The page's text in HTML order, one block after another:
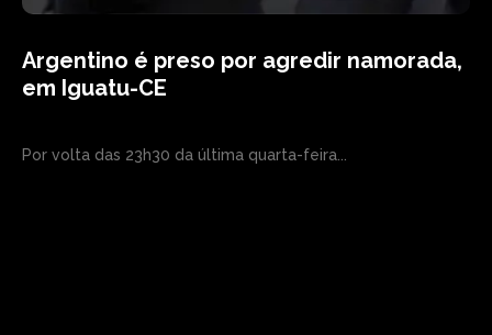
Argentino é preso por agredir namorada,
em Iguatu-CE
Por volta das 23h30 da última quarta-feira...